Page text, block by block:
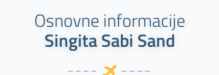
Osnovne informacije
Singita Sabi Sand